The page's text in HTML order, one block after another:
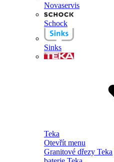
Novaservis
Schock
Sinks
Teka
Otevřít menu
Granitové dřezy Teka